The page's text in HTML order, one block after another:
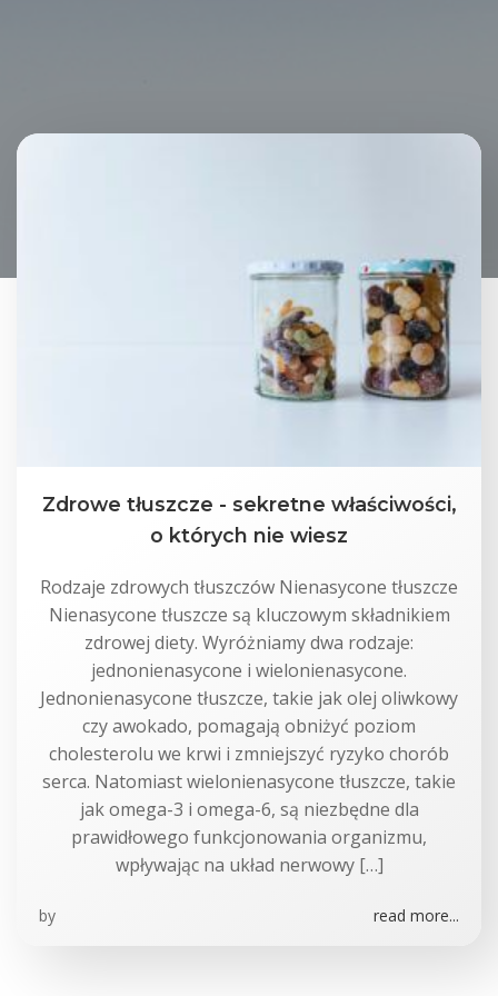
Zdrowe tłuszcze - sekretne właściwości,
o których nie wiesz
Rodzaje zdrowych tłuszczów Nienasycone tłuszcze
Nienasycone tłuszcze są kluczowym składnikiem
zdrowej diety. Wyróżniamy dwa rodzaje:
jednonienasycone i wielonienasycone.
Jednonienasycone tłuszcze, takie jak olej oliwkowy
czy awokado, pomagają obniżyć poziom
cholesterolu we krwi i zmniejszyć ryzyko chorób
serca. Natomiast wielonienasycone tłuszcze, takie
jak omega-3 i omega-6, są niezbędne dla
prawidłowego funkcjonowania organizmu,
wpływając na układ nerwowy […]
by read more...